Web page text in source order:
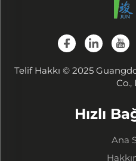
Telif Hakkı © 2025
Co.,
Hızlı
Ana